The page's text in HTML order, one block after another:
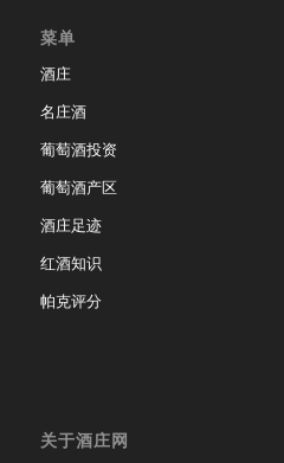
菜单
酒庄
名庄酒
葡萄酒投资
葡萄酒产区
酒庄足迹
红酒知识
帕克评分
关于酒庄网